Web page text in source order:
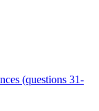
(questions 31-